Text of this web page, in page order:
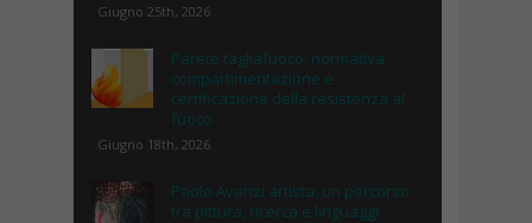
Giugno 25th, 2026
Parete tagliafuoco: normativa,
compartimentazione e
certificazione della resistenza al
fuoco
Giugno 18th, 2026
Paolo Avanzi artista: un percorso
tra pittura, ricerca e linguaggi